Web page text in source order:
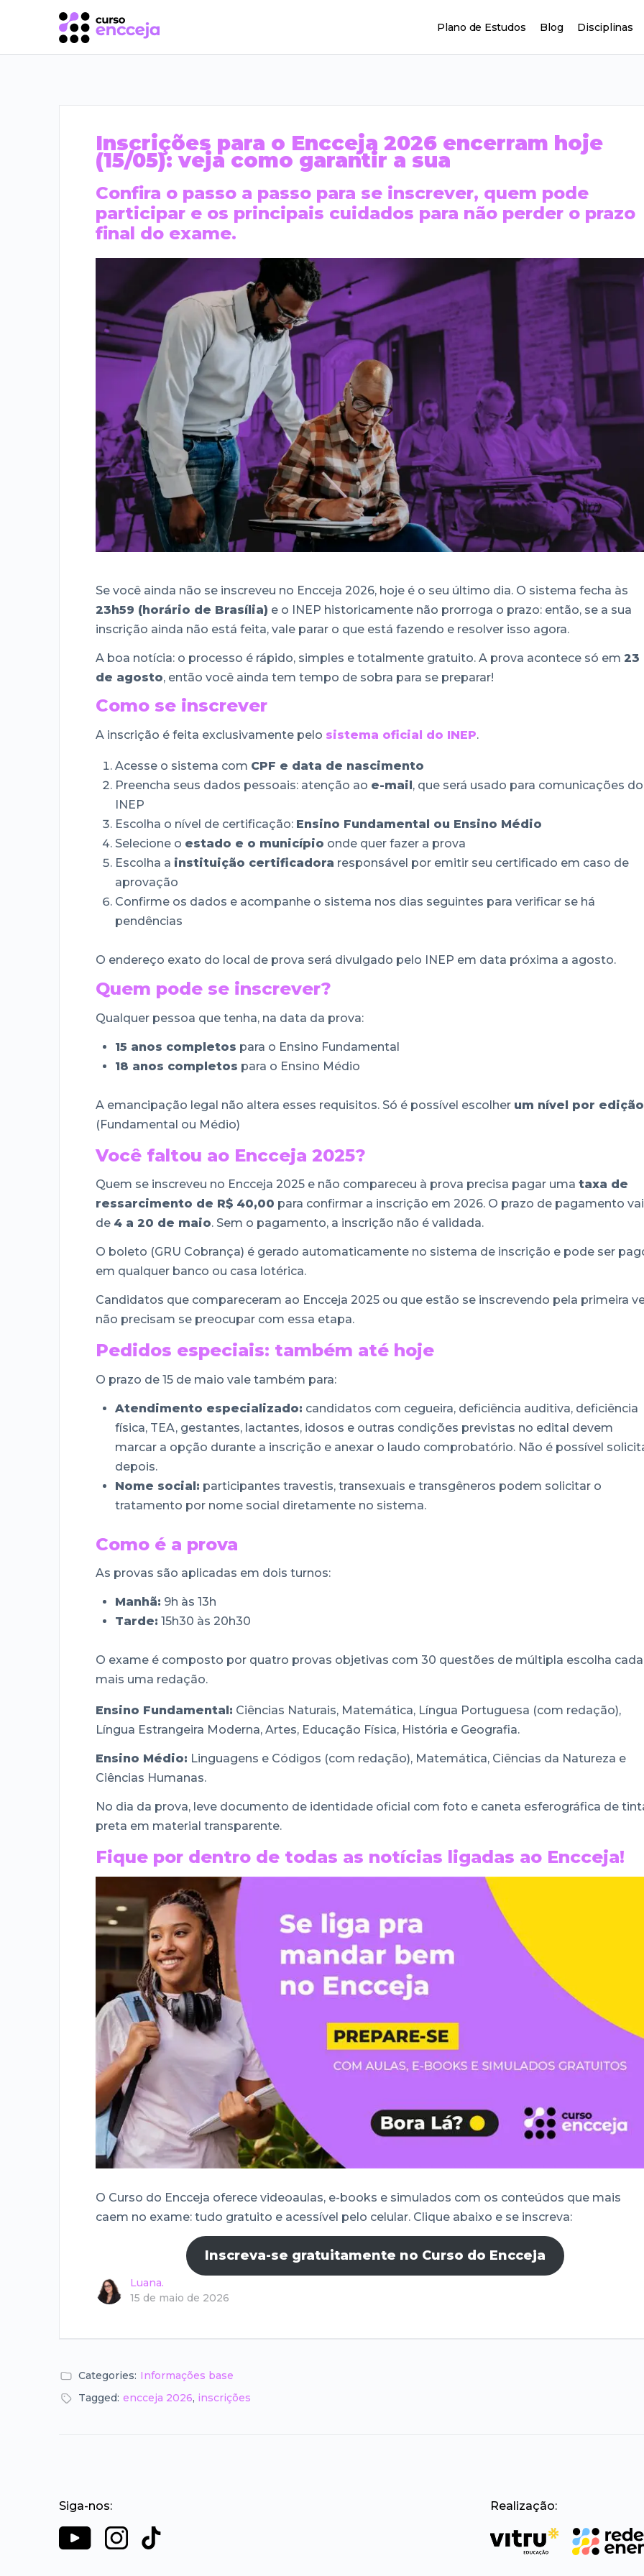
Plano de Estudos Blog Disciplinas
Inscrições para o Encceja 2026 encerram hoje
(15/05): veja como garantir a sua
Confira o passo a passo para se inscrever, quem pode
participar e os principais cuidados para não perder o prazo
final do exame.
Se você ainda não se inscreveu no Encceja 2026, hoje é o seu último dia. O sistema fecha às
23h59 (horário de Brasília) e o INEP historicamente não prorroga o prazo: então, se a sua
inscrição ainda não está feita, vale parar o que está fazendo e resolver isso agora.
A boa notícia: o processo é rápido, simples e totalmente gratuito. A prova acontece só em 23
de agosto, então você ainda tem tempo de sobra para se preparar!
Como se inscrever
A inscrição é feita exclusivamente pelo sistema oficial do INEP.
Acesse o sistema com CPF e data de nascimento
Preencha seus dados pessoais: atenção ao e-mail, que será usado para comunicações do
INEP
Escolha o nível de certificação: Ensino Fundamental ou Ensino Médio
Selecione o estado e o município onde quer fazer a prova
Escolha a instituição certificadora responsável por emitir seu certificado em caso de
aprovação
Confirme os dados e acompanhe o sistema nos dias seguintes para verificar se há
pendências
O endereço exato do local de prova será divulgado pelo INEP em data próxima a agosto.
Quem pode se inscrever?
Qualquer pessoa que tenha, na data da prova:
15 anos completos para o Ensino Fundamental
18 anos completos para o Ensino Médio
A emancipação legal não altera esses requisitos. Só é possível escolher um nível por edição
(Fundamental ou Médio)
Você faltou ao Encceja 2025?
Quem se inscreveu no Encceja 2025 e não compareceu à prova precisa pagar uma taxa de
ressarcimento de R$ 40,00 para confirmar a inscrição em 2026. O prazo de pagamento vai
de 4 a 20 de maio. Sem o pagamento, a inscrição não é validada.
O boleto (GRU Cobrança) é gerado automaticamente no sistema de inscrição e pode ser
em qualquer banco ou casa lotérica.
Candidatos que compareceram ao Encceja 2025 ou que estão se inscrevendo pela primeira
não precisam se preocupar com essa etapa.
Pedidos especiais: também até hoje
O prazo de 15 de maio vale também para:
Atendimento especializado: candidatos com cegueira, deficiência auditiva, deficiência
física, TEA, gestantes, lactantes, idosos e outras condições previstas no edital devem
marcar a opção durante a inscrição e anexar o laudo comprobatório. Não é possível
depois.
Nome social: participantes travestis, transexuais e transgêneros podem solicitar o
tratamento por nome social diretamente no sistema.
Como é a prova
As provas são aplicadas em dois turnos:
Manhã: 9h às 13h
Tarde: 15h30 às 20h30
O exame é composto por quatro provas objetivas com 30 questões de múltipla escolha
mais uma redação.
Ensino Fundamental: Ciências Naturais, Matemática, Língua Portuguesa (com redação),
Língua Estrangeira Moderna, Artes, Educação Física, História e Geografia.
Ensino Médio: Linguagens e Códigos (com redação), Matemática, Ciências da Natureza e
Ciências Humanas.
No dia da prova, leve documento de identidade oficial com foto e caneta esferográfica de
preta em material transparente.
Fique por dentro de todas as notícias ligadas ao Encceja!
O Curso do Encceja oferece videoaulas, e-books e simulados com os conteúdos que mais
caem no exame: tudo gratuito e acessível pelo celular. Clique abaixo e se inscreva:
Inscreva-se gratuitamente no Curso do Encceja
Luana.
15 de maio de 2026
Categories: Informações base
Tagged: encceja 2026, inscrições
Siga-nos: Realização: